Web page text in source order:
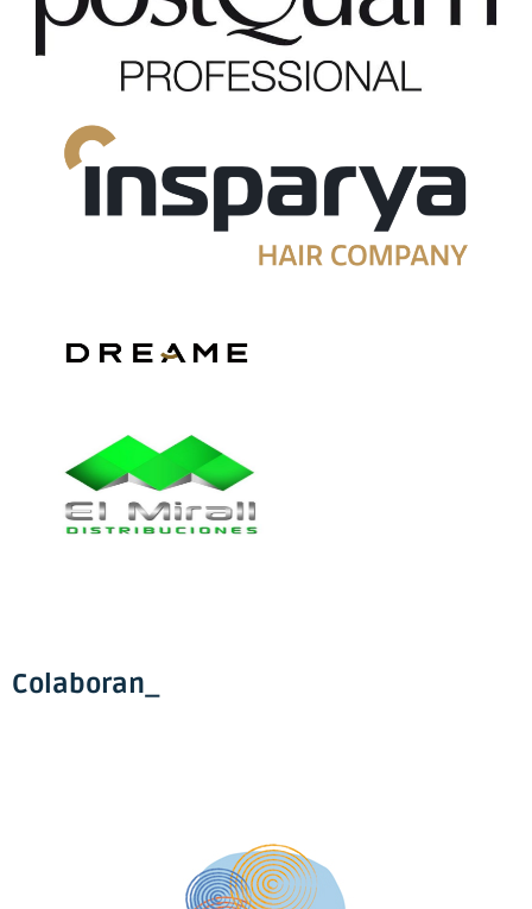
Colaboran_